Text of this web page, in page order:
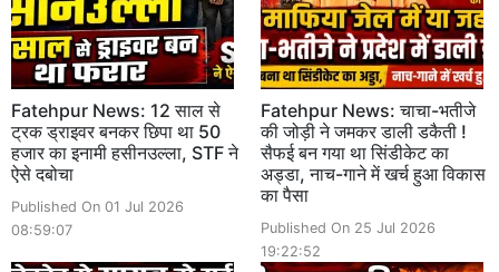
Fatehpur News: 12 साल से
ट्रक ड्राइवर बनकर छिपा था 50
हजार का इनामी हसीनउल्ला, STF ने
ऐसे दबोचा
Published On 01 Jul 2026
08:59:07
Fatehpur News: चाचा-भतीजे
की जोड़ी ने जमकर डाली डकैती !
सैफई बन गया था सिंडीकेट का
अड्डा, नाच-गाने में खर्च हुआ विकास
का पैसा
Published On 25 Jul 2026
19:22:52